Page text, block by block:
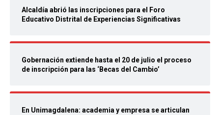
Alcaldía abrió las inscripciones para el Foro
Educativo Distrital de Experiencias Significativas
Gobernación extiende hasta el 20 de julio el proceso
de inscripción para las ‘Becas del Cambio’
En Unimagdalena: academia y empresa se articulan